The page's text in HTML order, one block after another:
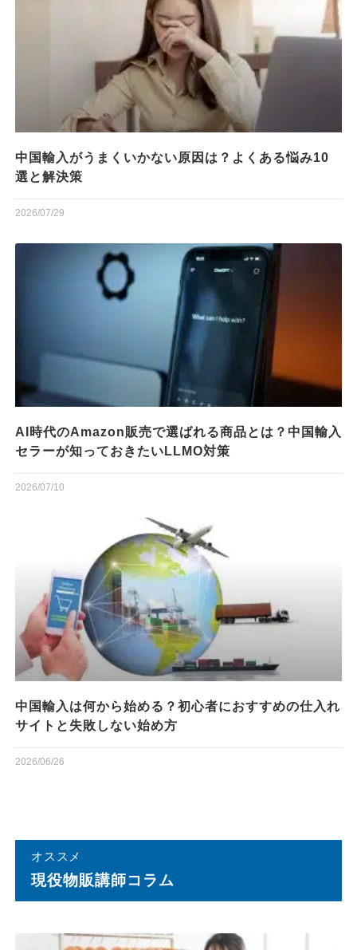
中国輸入がうまくいかない原因は？よくある悩み10
選と解決策
2026/07/29
AI時代のAmazon販売で選ばれる商品とは？中国輸入
セラーが知っておきたいLLMO対策
2026/07/10
中国輸入は何から始める？初心者におすすめの仕入れ
サイトと失敗しない始め方
2026/06/26
オススメ
現役物販講師コラム